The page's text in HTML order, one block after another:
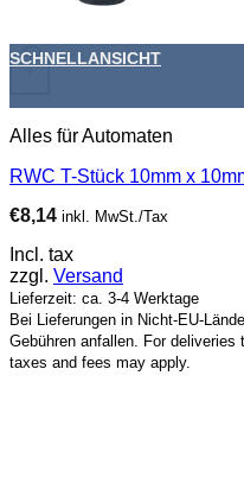
+
SCHNELLANSICHT
Alles für Automaten
RWC T-Stück 10mm x
€8,14 inkl. MwSt./Tax
Incl. tax
zzgl. Versand
Lieferzeit: ca. 3-4 Werktage
Bei Lieferungen in Nicht-EU-
Gebühren anfallen. For
taxes and fees may apply.